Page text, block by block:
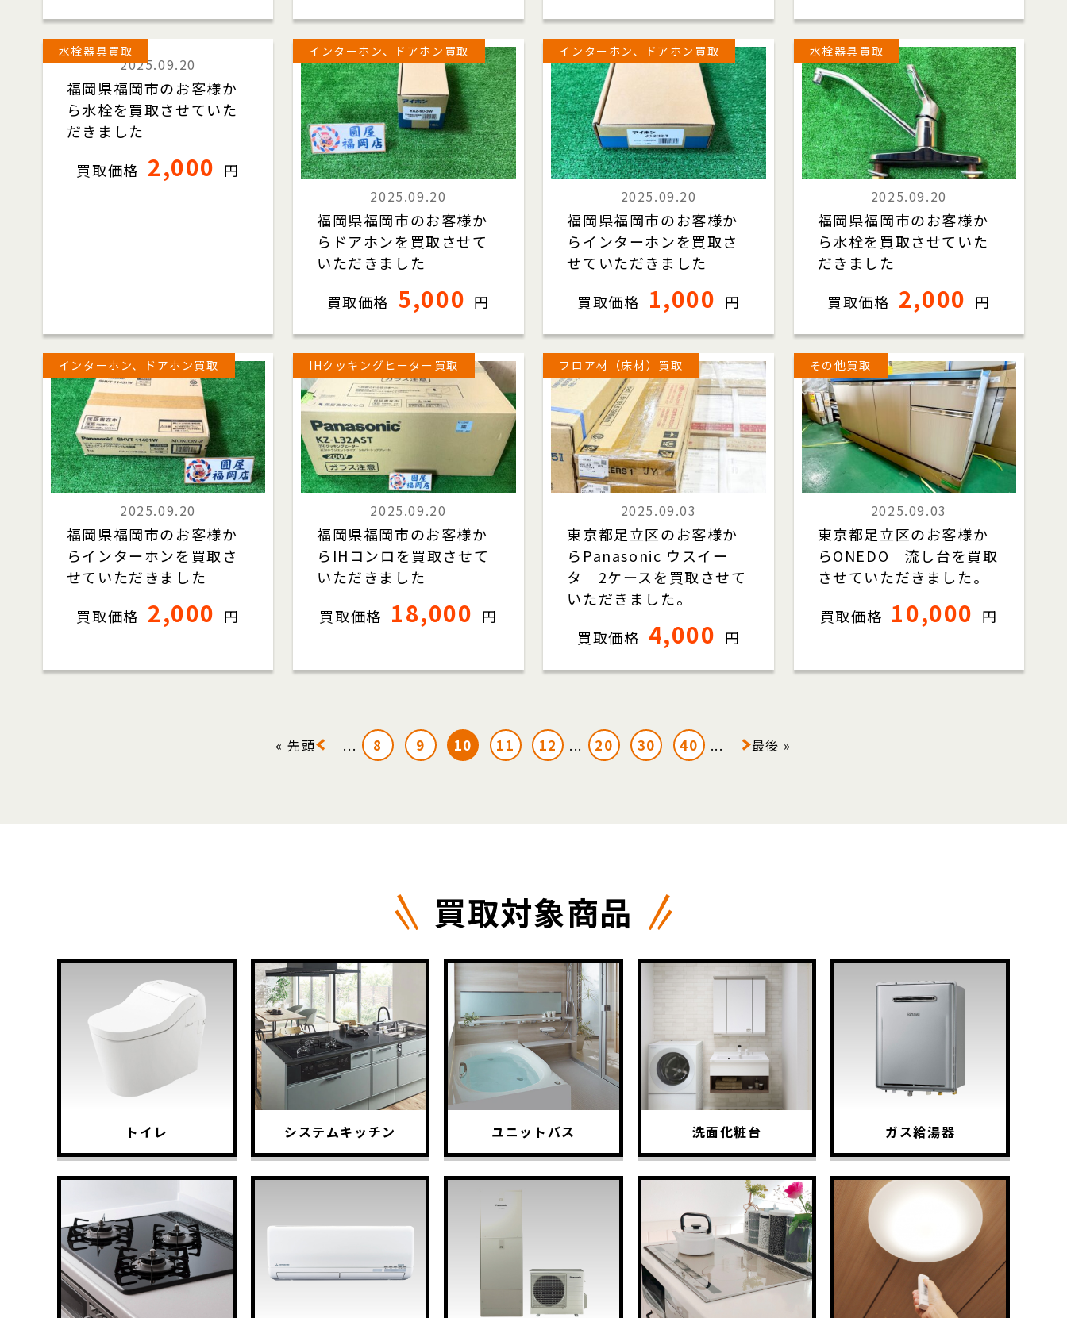
水栓器具買取
2025.09.20
福岡県福岡市のお客様か
ら水栓を買取させていた
だきました
買取価格 2,000 円
インターホン、ドアホン買取
2025.09.20
福岡県福岡市のお客様か
らドアホンを買取させて
いただきました
買取価格 5,000 円
インターホン、ドアホン買取
2025.09.20
福岡県福岡市のお客様か
らインターホンを買取さ
せていただきました
買取価格 1,000 円
水栓器具買取
2025.09.20
福岡県福岡市のお客様か
ら水栓を買取させていた
だきました
買取価格 2,000 円
インターホン、ドアホン買取
2025.09.20
福岡県福岡市のお客様か
らインターホンを買取さ
せていただきました
買取価格 2,000 円
IHクッキングヒーター買取
2025.09.20
福岡県福岡市のお客様か
らIHコンロを買取させて
いただきました
買取価格 18,000 円
フロア材（床材）買取
2025.09.03
東京都足立区のお客様か
らPanasonic ウスイー
タ 2ケースを買取させて
いただきました。
買取価格 4,000 円
その他買取
2025.09.03
東京都足立区のお客様か
らONEDO 流し台を買取
させていただきました。
買取価格 10,000 円
« 先頭 ... 8 9 10 11 12 ... 20 30 40 ... 最後 »
買取対象商品
トイレ システムキッチン ユニットバス 洗面化粧台 ガス給湯器